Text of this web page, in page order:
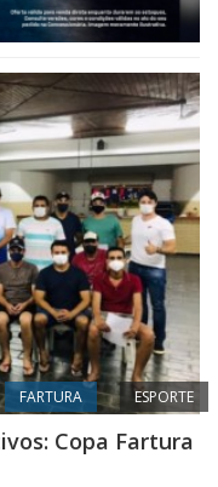
FARTURA ESPORTE
Copa Fartura